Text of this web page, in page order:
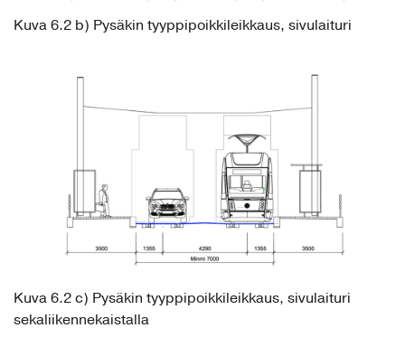
Kuva 6.2 b) Pysäkin tyyppipoikkileikkaus, sivulaituri
Kuva 6.2 c) Pysäkin tyyppipoikkileikkaus, sivulaituri
sekaliikennekaistalla